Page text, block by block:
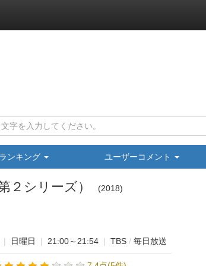
ンキング ユーザーコメント
２シリーズ） 2018
| 日曜日 | 21:00～21:54 | TBS / 毎日放送